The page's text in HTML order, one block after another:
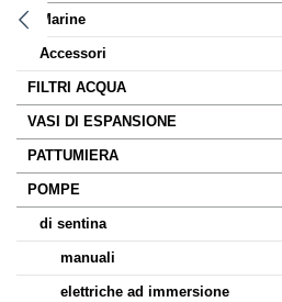
Marine
Accessori
FILTRI ACQUA
VASI DI ESPANSIONE
PATTUMIERA
POMPE
di sentina
manuali
elettriche ad immersione